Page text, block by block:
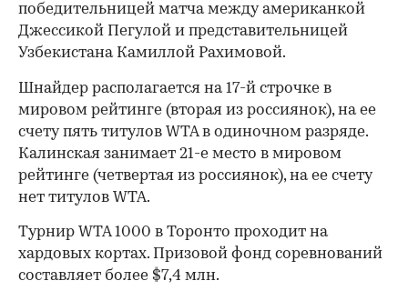
победительницей матча между американкой
Джессикой Пегулой и представительницей
Узбекистана Камиллой Рахимовой.
00:00 00:00
Шнайдер располагается на 17-й строчке в
мировом рейтинге (вторая из россиянок), на ее
счету пять титулов WTA в одиночном разряде.
Калинская занимает 21-е место в мировом
рейтинге (четвертая из россиянок), на ее счету
нет титулов WTA.
Турнир WTA 1000 в Торонто проходит на
хардовых кортах. Призовой фонд соревнований
составляет более $7,4 млн.